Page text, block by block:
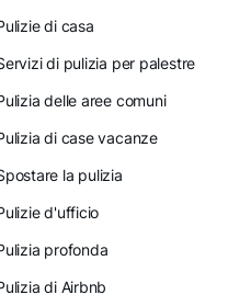
di casa
di pulizia per palestre
delle aree comuni
di case vacanze
la pulizia
d'ufficio
profonda
di Airbnb